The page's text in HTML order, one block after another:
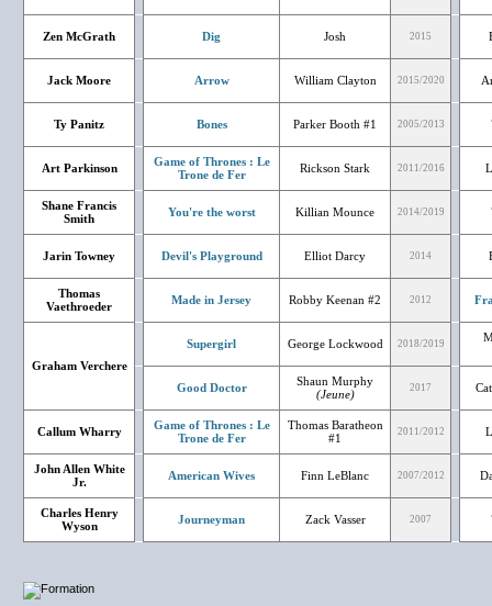
Zen McGrath Dig Josh 2015
Jack Moore Arrow William Clayton 2015/2020
Ty Panitz Bones Parker Booth #1 2005/2013
Art Parkinson
Game of Thrones : Le
Trone de Fer
Rickson Stark 2011/2016
Shane Francis
Smith
You're the worst Killian Mounce 2014/2019
Jarin Towney Devil's Playground Elliot Darcy 2014
Thomas
Vaethroeder
Made in Jersey Robby Keenan #2 2012
Graham Verchere
Supergirl George Lockwood 2018/2019
Good Doctor
Shaun Murphy
(Jeune)
2017
Callum Wharry
Game of Thrones : Le
Trone de Fer
Thomas Baratheon
#1
2011/2012
John Allen White
Jr.
American Wives Finn LeBlanc 2007/2012
Charles Henry
Wyson
Journeyman Zack Vasser 2007